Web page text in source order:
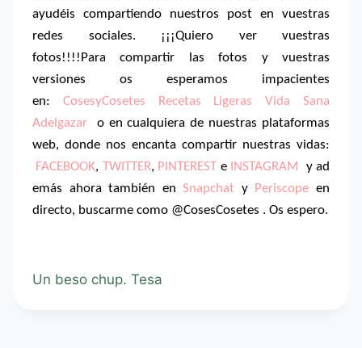
ayudéis compartiendo nuestros post en vuestras
redes sociales. ¡¡¡Quiero ver vuestras
fotos!!!!Para compartir las fotos y vuestras
versiones os esperamos impacientes
en: CosesyCosetes Recetas Ligeras Vida Sana
Adelgazar o en cualquiera de nuestras plataformas
web, donde nos encanta compartir nuestras vidas:
FACEBOOK, TWITTER, PINTEREST e INSTAGRAM
y ad
emás ahora también enSnapchat y Periscopeen
directo, buscarme como @CosesCosetes . Os espero.
Un beso chup. Tesa